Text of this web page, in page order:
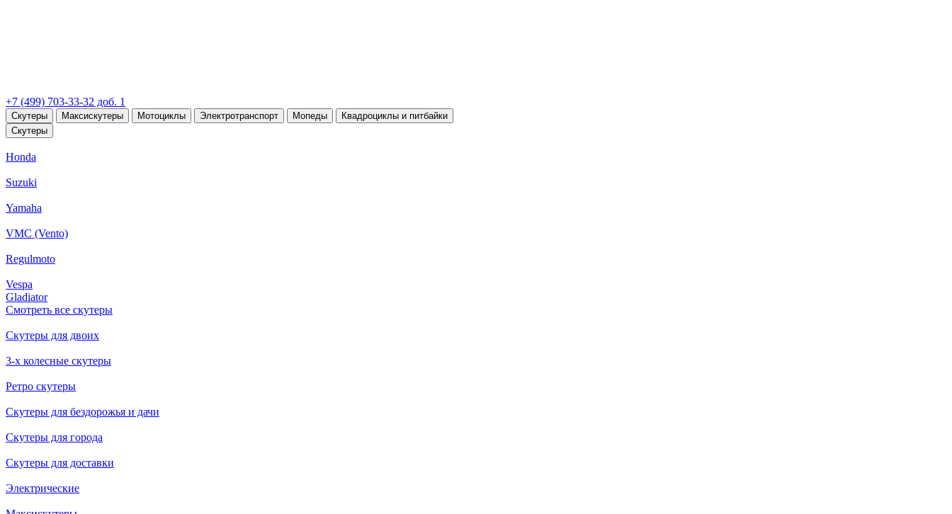
+7 (499) 703-33-32 доб. 1
Скутеры Максискутеры Мотоциклы Электротранспорт Мопеды
Квадроциклы и питбайки
Скутеры
Honda
Suzuki
Yamaha
VMC (Vento)
Regulmoto
Vespa
Gladiator
Смотреть все скутеры
Скутеры для двоих
3-х колесные скутеры
Ретро скутеры
Скутеры для бездорожья и дачи
Скутеры для города
Скутеры для доставки
Электрические